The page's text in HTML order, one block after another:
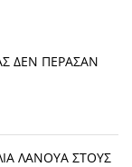
ΔΕΝ ΠΕΡΑΣΑΝ
ΛΑΝΟΥΑ ΣΤΟΥΣ